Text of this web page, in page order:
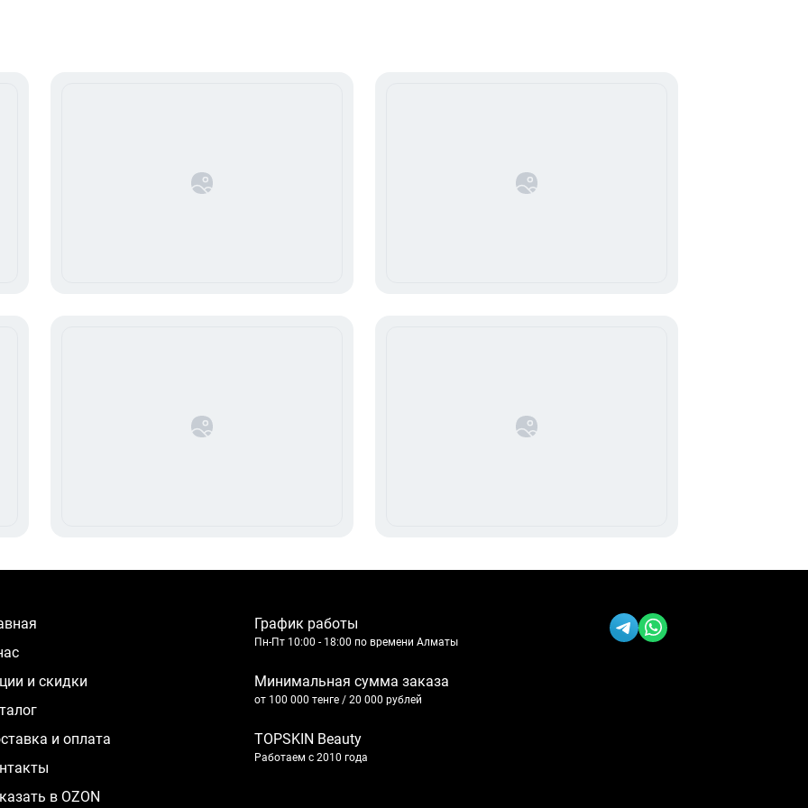
нас
и скидки
и оплата
в OZON
График работы
Пн-Пт 10:00 - 18:00 по времени Алматы
Минимальная сумма заказа
от 100 000 тенге / 20 000 рублей
TOPSKIN Beauty
Работаем с 2010 года